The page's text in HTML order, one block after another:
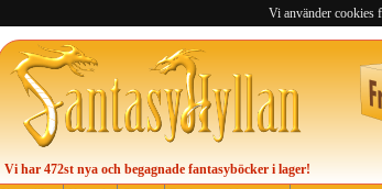
Vi använder cookies
Vi har 472st nya och begagnade fantasyböcker i lager!